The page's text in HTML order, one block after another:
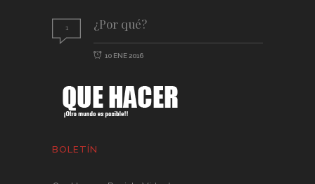
1 ¿Por qué?
10 ENE 2016
BOLETÍN